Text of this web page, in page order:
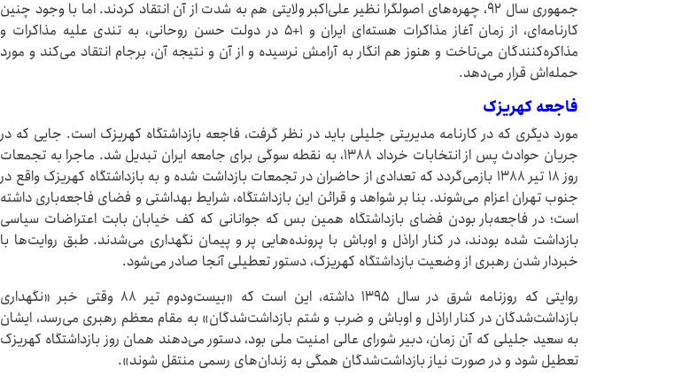
جمهوری سال ۹۲، چهره‌های اصولگرا نظیر علی‌اکبر ولایتی هم به شدت از آن انتقاد کردند. اما با وجود چنین
کارنامه‌ای، از زمان آغاز مذاکرات هسته‌ای ایران و ۱+۵ در دولت حسن روحانی، به تندی علیه مذاکرات و
مذاکره‌کنندگان می‌تاخت و هنوز هم انگار به آرامش نرسیده و از آن و نتیجه آن، برجام انتقاد می‌کند و مورد
حمله‌اش قرار می‌دهد.
فاجعه کهریزک
مورد دیگری که در کارنامه مدیریتی جلیلی باید در نظر گرفت، فاجعه بازداشتگاه کهریزک است. جایی که در
جریان حوادث پس از انتخابات خرداد ۱۳۸۸، به نقطه سوگی برای جامعه ایران تبدیل شد. ماجرا به تجمعات
روز ۱۸ تیر ۱۳۸۸ بازمی‌گردد که تعدادی از حاضران در تجمعات بازداشت شده و به بازداشتگاه کهریزک واقع در
جنوب تهران اعزام می‌شوند. بنا بر شواهد و قرائن این بازداشتگاه، شرایط بهداشتی و فضای فاجعه‌باری داشته
است؛ در فاجعه‌بار بودن فضای بازداشتگاه همین بس که جوانانی که کف خیابان بابت اعتراضات سیاسی
بازداشت شده بودند، در کنار اراذل و اوباش با پرونده‌هایی پر و پیمان نگهداری می‌شدند. طبق روایت‌ها با
خبردار شدن رهبری از وضعیت بازداشتگاه کهریزک، دستور تعطیلی آنجا صادر می‌شود.
روایتی که روزنامه شرق در سال ۱۳۹۵ داشته، این است که «بیست‌ودوم تیر ٨٨ وقتی خبر «نگهداری
بازداشت‌شدگان در کنار اراذل‌ و اوباش و ضرب‌ و شتم بازداشت‌شدگان» به مقام معظم رهبری می‌رسد، ایشان
به سعید جلیلی که آن زمان، دبیر شورای عالی امنیت ملی بود، دستور می‌دهند همان روز بازداشتگاه کهریزک
تعطیل شود و در صورت نیاز بازداشت‌شدگان همگی به زندان‌های رسمی منتقل شوند».